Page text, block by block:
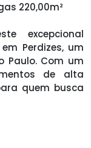
220,00m²
excepcional
Perdizes, um
Paulo. Com um
de alta
quem busca